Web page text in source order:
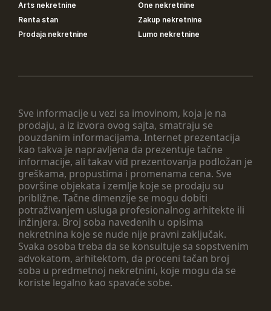
Sve informacije u vezi sa imovinom, koja je na
prodaju, a iz izvora ovog sajta, smatraju se
pouzdanim informacijama. Internet prezentacija
kao takva je napravljena da prezentuje tačne
informacije, ali takav vid prezentovanja podložan je
greškama, propustima i promenama cena. Sve
površine objekata i zemlje koje se prodaju su
približne. Tačne dimenzije se mogu dobiti
potraživanjem usluga profesionalnog arhitekte ili
inžinjera. Broj soba navedenih u opisima
nekretnina koje se nude nije pravni zaključak.
Svaka osoba treba da se konsultuje sa sopstvenim
advokatom, arhitektom, da proceni tačan broj
soba u predmetnoj nekretnini, koje mogu da se
koriste legalno kao spavaće sobe.
Arts nekretnine
One nekretnine
Renta stan
Zakup nekretnine
Prodaja nekretnine
Lumo nekretnine